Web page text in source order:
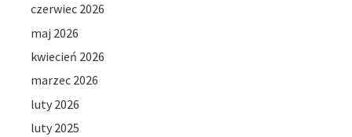
czerwiec 2026
maj 2026
kwiecień 2026
marzec 2026
luty 2026
luty 2025